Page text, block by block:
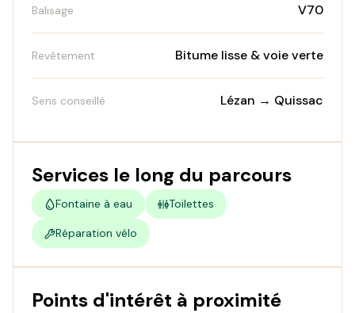
Balisage V70
Revêtement Bitume lisse & voie verte
Sens conseillé Lézan → Quissac
Services le long du parcours
Fontaine à eau Toilettes
Réparation vélo
Points d'intérêt à proximité